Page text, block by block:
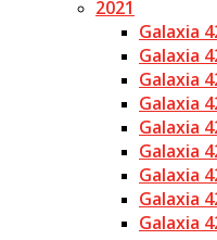
2021
Galaxia
Galaxia
Galaxia
Galaxia
Galaxia
Galaxia
Galaxia
Galaxia
Galaxia